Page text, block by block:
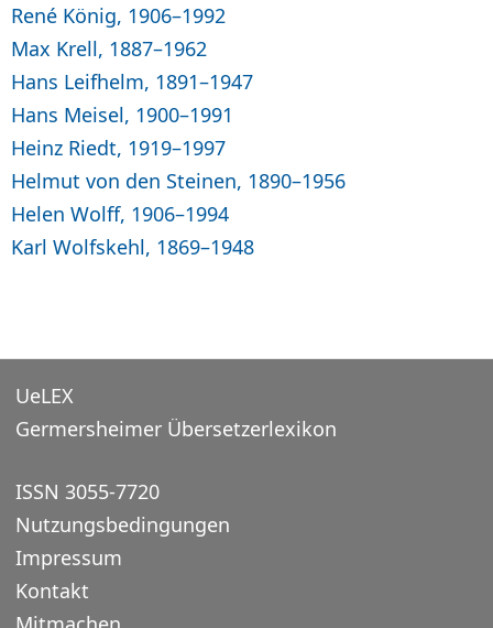
René König, 1906–1992
Max Krell, 1887–1962
Hans Leifhelm, 1891–1947
Hans Meisel, 1900–1991
Heinz Riedt, 1919–1997
Helmut von den Steinen, 1890–1956
Helen Wolff, 1906–1994
Karl Wolfskehl, 1869–1948
UeLEX
Germersheimer Übersetzerlexikon
ISSN 3055-7720
Nutzungsbedingungen
Impressum
Kontakt